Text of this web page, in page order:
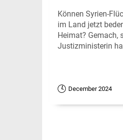
Können Syrien-
im Land jetzt
Heimat? Gemach,
Justizministerin
December 2024